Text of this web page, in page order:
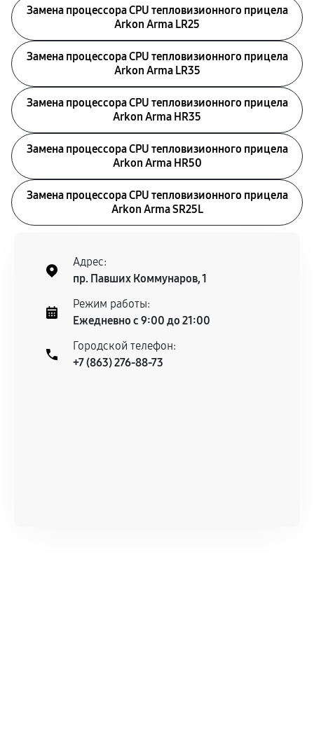
Замена процессора CPU тепловизионного прицела
Arkon Arma LR25
Замена процессора CPU тепловизионного прицела
Arkon Arma LR35
Замена процессора CPU тепловизионного прицела
Arkon Arma HR35
Замена процессора CPU тепловизионного прицела
Arkon Arma HR50
Замена процессора CPU тепловизионного прицела
Arkon Arma SR25L
Адрес:
пр. Павших Коммунаров, 1
Режим работы:
Ежедневно с 9:00 до 21:00
Городской телефон:
+7 (863) 276-88-73